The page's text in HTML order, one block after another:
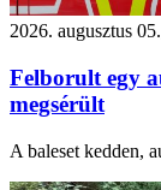
2026. augusztus
Felborult egy
megsérült
A baleset kedden,